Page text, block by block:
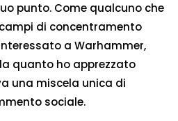
punto. Come qualcuno che
di concentramento
a Warhammer,
quanto ho apprezzato
una miscela unica di
sociale.